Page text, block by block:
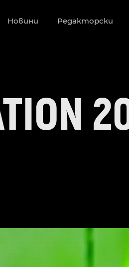
Новини Редакторски